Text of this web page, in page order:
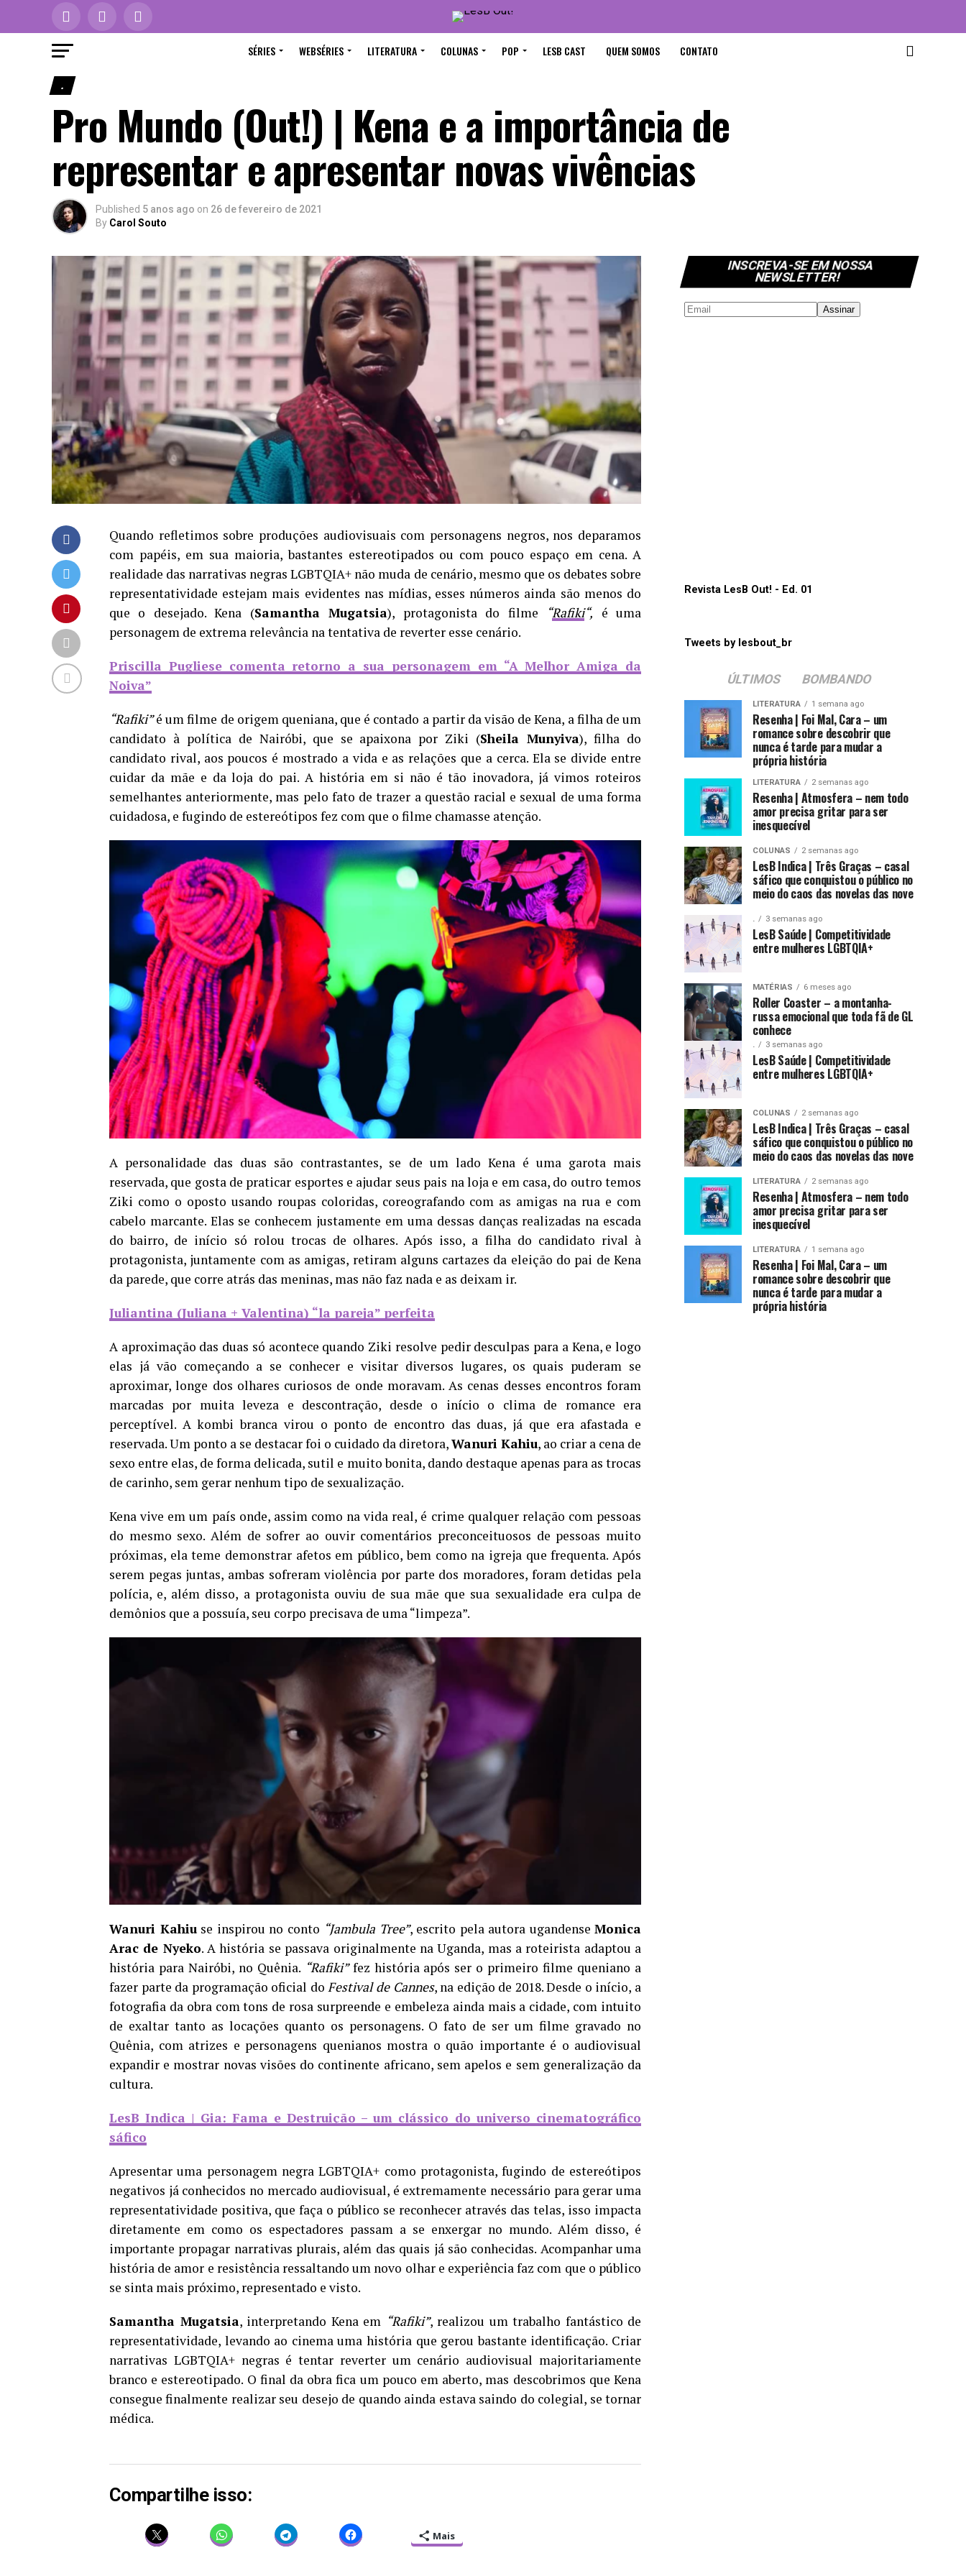
SÉRIES WEBSÉRIES LITERATURA COLUNAS POP LESB CAST QUEM SOMOS CONTATO
.
Pro Mundo (Out!) | Kena e a importância de
representar e apresentar novas vivências
Published 5 anos ago on 26 de fevereiro de 2021
By Carol Souto
Quando refletimos sobre produções audiovisuais com personagens negros, nos deparamos
com papéis, em sua maioria, bastantes estereotipados ou com pouco espaço em cena. A
realidade das narrativas negras LGBTQIA+ não muda de cenário, mesmo que os debates sobre
representatividade estejam mais evidentes nas mídias, esses números ainda são menos do
que o desejado. Kena (SamanthaMugatsia)​, protagonista do filme “Rafiki“, é uma
personagem de extrema relevância na tentativa de reverter esse cenário.
Priscilla Pugliese comenta retorno a sua personagem em “A Melhor Amiga da
Noiva”
“Rafiki”é um filme de origem queniana, que é contado a partir da visão de Kena, afilha de um
candidato à política de Nairóbi, que se apaixona por Ziki (Sheila Munyiva), filha do
candidato rival, aos poucos é mostrado a vida e as relações que a cerca. Ela se divide entre
cuidar da mãe e da loja do pai.A história em si não é tão inovadora, já vimos roteiros
semelhantes anteriormente, mas pelo fato de trazer a questão racial e sexual de uma forma
cuidadosa, e fugindo de estereótipos fez com que o filme chamasse atenção.
A personalidade das duas são contrastantes, se de um lado Kena é uma garota mais
reservada, que gosta de praticar esportes e ajudar seus pais na loja e em casa, do outro temos
Ziki como o oposto usando roupas coloridas, coreografando com as amigas na rua e com
cabelo marcante. Elas se conhecem justamente em uma dessas danças realizadas na escada
do bairro, de início só rolou trocas de olhares. Após isso, a filha do candidato rival à
protagonista, juntamente com as amigas, retiram alguns cartazes da eleição do pai de Kena
da parede, que corre atrás das meninas, mas não faz nada e as deixam ir.
Juliantina (Juliana + Valentina) “la pareja” perfeita
A aproximação das duas só acontece quando Ziki resolve pedir desculpas para a Kena, e logo
elas já vão começando a se conhecer e visitar diversos lugares, os quais puderam se
aproximar, longe dos olhares curiosos de onde moravam. As cenas desses encontros foram
marcadas por muita leveza e descontração, desde o início o clima de romance era
perceptível. A kombi branca virou o ponto de encontro das duas, já que era afastada e
reservada. Um ponto a se destacar foi o cuidado da diretora,Wanuri Kahiu, ao criar a cena de
sexo entre elas, de forma delicada, sutil e muito bonita, dando destaque apenas para as trocas
de carinho, sem gerar nenhum tipo de sexualização.
Kena vive em um país onde, assim como na vida real, é crime qualquer relação com pessoas
do mesmo sexo. Além de sofrer ao ouvir comentários preconceituosos de pessoas muito
próximas, ela teme demonstrar afetos em público, bem como na igreja que frequenta. Após
serem pegas juntas, ambas sofreram violência por parte dos moradores, foram detidas pela
polícia, e, além disso, a protagonista ouviu de sua mãe que sua sexualidade era culpa de
demônios que a possuía, seu corpo precisava de uma “limpeza”.
Wanuri Kahiuse inspirou no conto “Jambula Tree”, escrito pela autora ugandense Monica
Arac de Nyeko. A história se passava originalmente na Uganda, mas a roteirista adaptou a
história para Nairóbi, no Quênia. “Rafiki”fez história após ser o primeiro filme queniano a
fazer parte da programação oficial do Festival de Cannes, na edição de 2018. Desde o início, a
fotografia da obra com tons de rosa surpreende e embeleza ainda mais a cidade, com intuito
de exaltar tanto as locações quanto os personagens. O fato de ser um filme gravado no
Quênia, com atrizes e personagens quenianos mostra o quão importante é o audiovisual
expandir e mostrar novas visões do continente africano, sem apelos e sem generalização da
cultura.
LesB Indica | Gia: Fama e Destruição – um clássico do universo cinematográfico
sáfico
Apresentar uma personagem negra LGBTQIA+ como protagonista, fugindo de estereótipos
negativos já conhecidos no mercado audiovisual, é extremamente necessário para gerar uma
representatividade positiva, que faça o público se reconhecer através das telas, isso impacta
diretamente em como os espectadores passam a se enxergar no mundo. Além disso, é
importante propagar narrativas plurais, além das quais já são conhecidas. Acompanhar uma
história de amor e resistência ressaltando um novo olhar e experiência faz com que o público
se sinta mais próximo, representado e visto.
Samantha​ Mugatsia, interpretando Kena em “Rafiki”, realizou um trabalho fantástico de
representatividade, levando ao cinema uma história que gerou bastante identificação. Criar
narrativas LGBTQIA+ negras é tentar reverter um cenário audiovisual majoritariamente
branco e estereotipado. O final da obra fica um pouco em aberto, mas descobrimos que Kena
consegue finalmente realizar seu desejo de quando ainda estava saindo do colegial, se tornar
médica.
Compartilhe isso:
Mais
INSCREVA-SE EM NOSSA
NEWSLETTER!
Revista LesB Out! - Ed. 01
Tweets by lesbout_br
ÚLTIMOS BOMBANDO
LITERATURA 1 semana ago
Resenha | Foi Mal, Cara – um
romance sobre descobrir que
nunca é tarde para mudar a
própria história
LITERATURA 2 semanas ago
Resenha | Atmosfera – nem todo
amor precisa gritar para ser
inesquecível
COLUNAS 2 semanas ago
LesB Indica | Três Graças – casal
sáfico que conquistou o público no
meio do caos das novelas das nove
. 3 semanas ago
LesB Saúde | Competitividade
entre mulheres LGBTQIA+
MATÉRIAS 6 meses ago
Roller Coaster – a montanha-
russa emocional que toda fã de GL
conhece
. 3 semanas ago
LesB Saúde | Competitividade
entre mulheres LGBTQIA+
COLUNAS 2 semanas ago
LesB Indica | Três Graças – casal
sáfico que conquistou o público no
meio do caos das novelas das nove
LITERATURA 2 semanas ago
Resenha | Atmosfera – nem todo
amor precisa gritar para ser
inesquecível
LITERATURA 1 semana ago
Resenha | Foi Mal, Cara – um
romance sobre descobrir que
nunca é tarde para mudar a
própria história